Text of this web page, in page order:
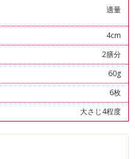
適量
4cm
2膳分
60g
6枚
大さじ4程度